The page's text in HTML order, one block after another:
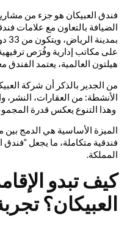
فندق العبيكان هو جزء من مشاريع
الضيافة بالتعاون مع علامات
على مكاتب إدارية وفُرَص
هيلتون العالمية، يعتمد الفندق
من الجدير بالذكر أن شركة
الأنشطة: من العقارات، النشر،
وهذا التنوع يعكس قدرة
الميزة الأساسية هي الدمج بين
فندقية متكاملة، ما يجعل “فندق
المملكة.
كيف تبدو
العبيكان؟